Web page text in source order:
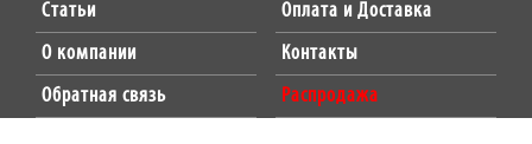
Статьи
Оплата и Доставка
О компании
Контакты
Обратная связь
Распродажа